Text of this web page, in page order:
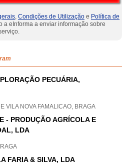
, Condições de Utilização e Política de
a eInforma a enviar informação sobre
PECUÁRIA,
VILA NOVA FAMALICAO, BRAGA
- PRODUÇÃO AGRÍCOLA E
LDA
FARIA & SILVA, LDA